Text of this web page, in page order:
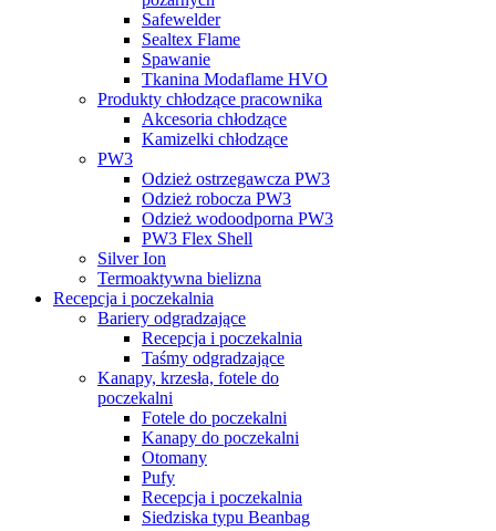
Safewelder
Sealtex Flame
Spawanie
Tkanina Modaflame HVO
Produkty chłodzące pracownika
Akcesoria chłodzące
Kamizelki chłodzące
PW3
Odzież ostrzegawcza PW3
Odzież robocza PW3
Odzież wodoodporna PW3
PW3 Flex Shell
Silver Ion
Termoaktywna bielizna
Recepcja i poczekalnia
Bariery odgradzające
Recepcja i poczekalnia
Taśmy odgradzające
Kanapy, krzesła, fotele do
poczekalni
Fotele do poczekalni
Kanapy do poczekalni
Otomany
Pufy
Recepcja i poczekalnia
Siedziska typu Beanbag